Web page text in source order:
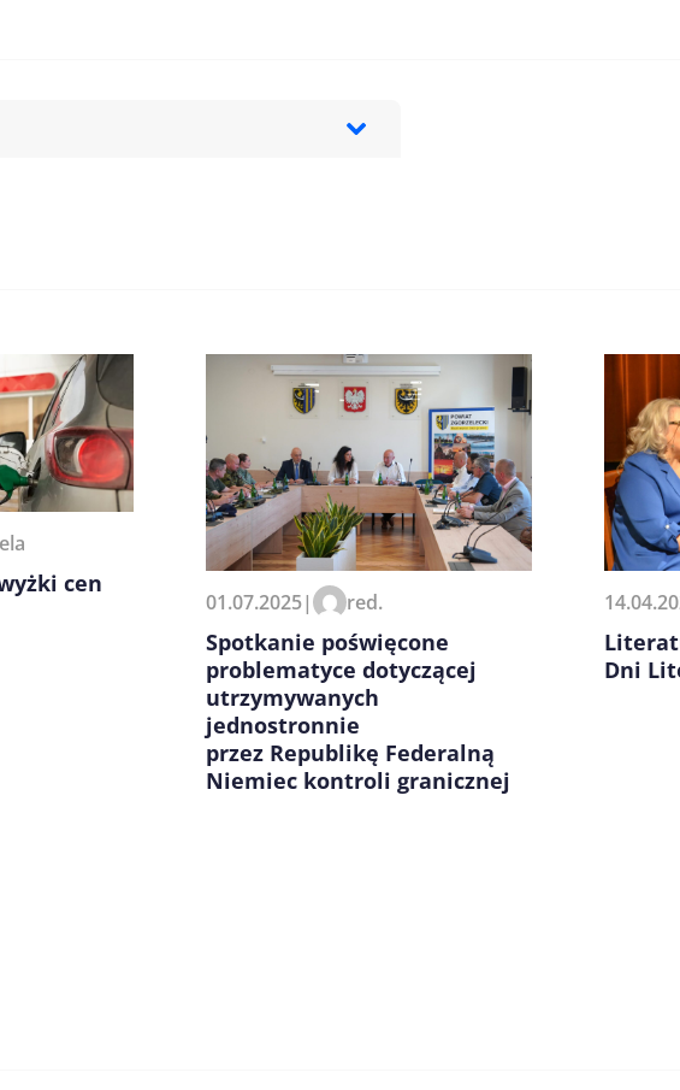
pisania
cen
01.07.2025| red.
Spotkanie poświęcone
problematyce dotyczącej
utrzymywanych
jednostronnie
przez Republikę Federalną
Niemiec kontroli granicznej
Dni